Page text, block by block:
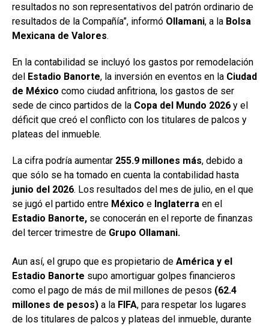
resultados no son representativos del patrón ordinario de
resultados de la Compañía”, informó Ollamani, a la Bolsa
Mexicana de Valores.
En la contabilidad se incluyó los gastos por remodelación
del Estadio Banorte, la inversión en eventos en la Ciudad
de México como ciudad anfitriona, los gastos de ser
sede de cinco partidos de la Copa del Mundo 2026 y el
déficit que creó el conflicto con los titulares de palcos y
plateas del inmueble.
La cifra podría aumentar 255.9 millones más, debido a
que sólo se ha tomado en cuenta la contabilidad hasta
junio del 2026. Los resultados del mes de julio, en el que
se jugó el partido entre México e Inglaterra en el
Estadio Banorte, se conocerán en el reporte de finanzas
del tercer trimestre de Grupo Ollamani.
Aun así, el grupo que es propietario de América y el
Estadio Banorte supo amortiguar golpes financieros
como el pago de más de mil millones de pesos (62.4
millones de pesos) a la FIFA, para respetar los lugares
de los titulares de palcos y plateas del inmueble, durante